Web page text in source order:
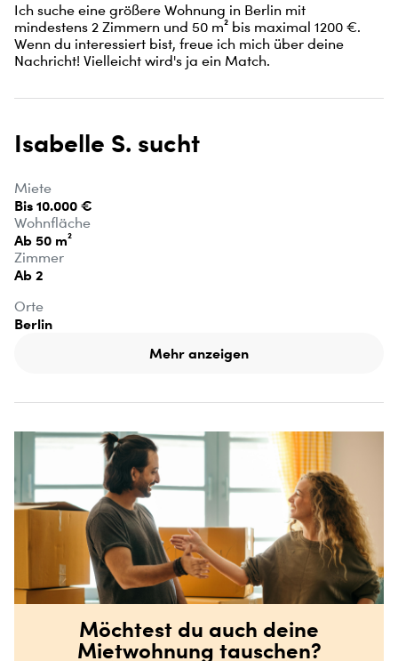
Ich suche eine größere Wohnung in Berlin mit
mindestens 2 Zimmern und 50 m² bis maximal 1200 €.
Wenn du interessiert bist, freue ich mich über deine
Nachricht! Vielleicht wird's ja ein Match.
Isabelle S. sucht
Miete
Bis 10.000 €
Wohnfläche
Ab 50 m²
Zimmer
Ab 2
Orte
Berlin
Mehr anzeigen
Möchtest du auch deine
Mietwohnung tauschen?